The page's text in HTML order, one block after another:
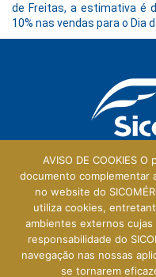
de Freitas, a estimativa é
10% nas vendas para o Dia
Rua Prefeito
Centro -
AVISO DE COOKIES
documento complementar
no website do
utiliza cookies,
ambientes externos
responsabilidade do
navegação nas nossas
se tornarem